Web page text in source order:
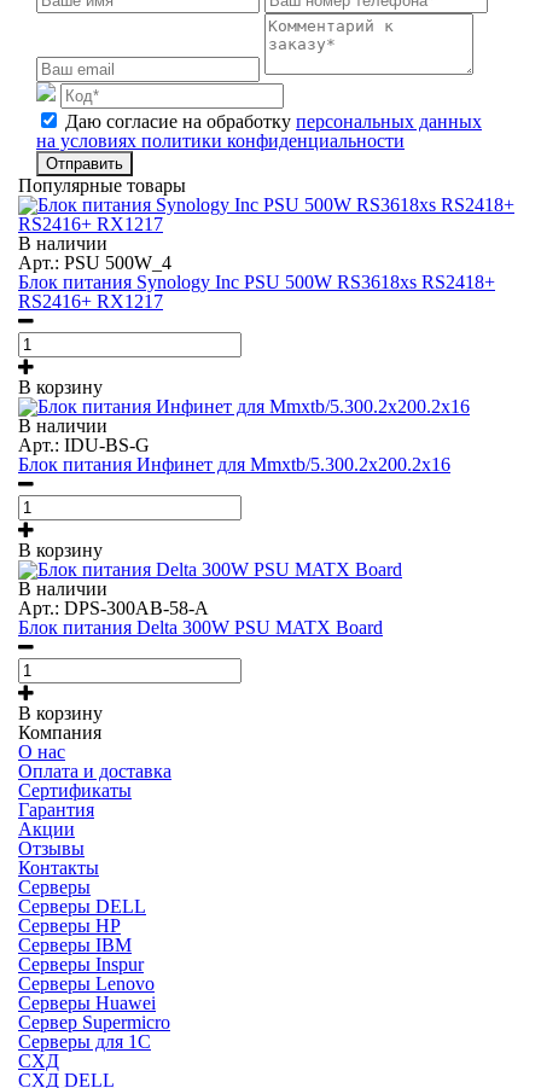
Даю согласие на обработку персональных данных
на условиях политики конфиденциальности
Отправить
Популярные товары
В наличии
Арт.: PSU 500W_4
Блок питания Synology Inc PSU 500W RS3618xs RS2418+
RS2416+ RX1217
В корзину
В наличии
Арт.: IDU-BS-G
Блок питания Инфинет для Mmxtb/5.300.2x200.2x16
В корзину
В наличии
Арт.: DPS-300AB-58-A
Блок питания Delta 300W PSU MATX Board
В корзину
Компания
О нас
Оплата и доставка
Сертификаты
Гарантия
Акции
Отзывы
Контакты
Серверы
Серверы DELL
Серверы HP
Серверы IBM
Серверы Inspur
Серверы Lenovo
Серверы Huawei
Сервер Supermicro
Серверы для 1C
СХД
СХД DELL